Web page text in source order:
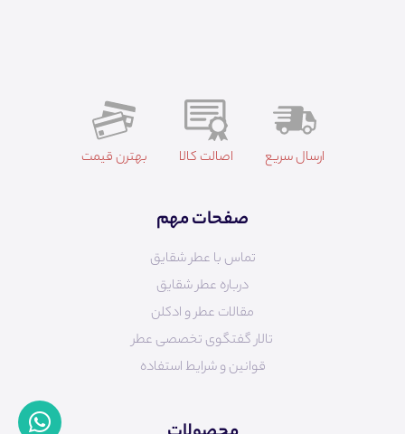
ارسال سریع اصالت کالا بهترن قیمت
صفحات مهم
تماس با عطر شقایق
درباره عطر شقایق
مقالات عطر و ادکلن
تالار گفتگوی تخصصی عطر
قوانین و شرایط استفاده